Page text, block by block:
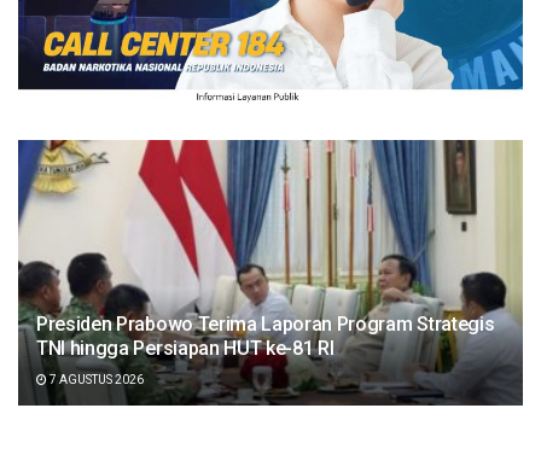
Presiden Prabowo Terima Laporan Program Strategis
TNI hingga Persiapan HUT ke-81 RI
7 AGUSTUS 2026